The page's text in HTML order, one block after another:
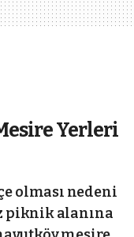
Yerleri
olması nedeni
piknik alanına